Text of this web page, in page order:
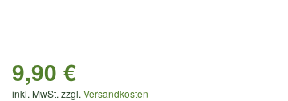
9,90 €
inkl. MwSt. zzgl.Versandkosten